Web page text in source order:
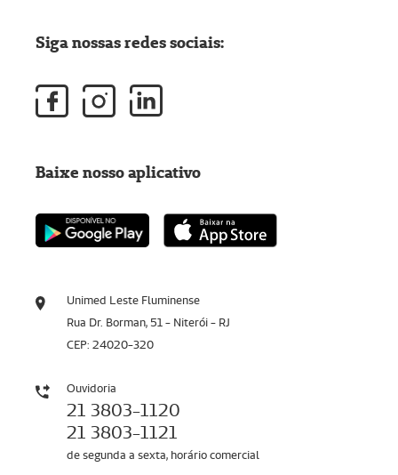
Unimed Leste Fluminense
Rua Dr. Borman, 51 - Niterói - RJ
CEP: 24020-320
Ouvidoria
21 3803-1120
21 3803-1121
de segunda a sexta, horário comercial
Siga nossas redes sociais:
Baixe nosso aplicativo